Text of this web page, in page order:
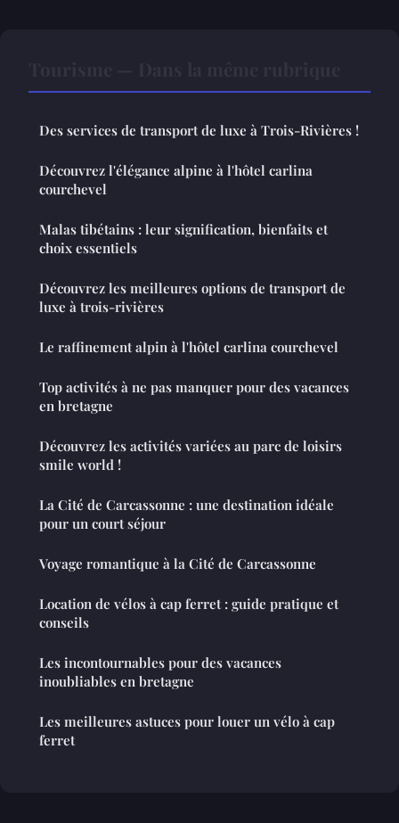
Des services de transport de luxe à Trois-Rivières !
Découvrez l'élégance alpine à l'hôtel carlina
courchevel
Malas tibétains : leur signification, bienfaits et
choix essentiels
Découvrez les meilleures options de transport de
luxe à trois-rivières
Le raffinement alpin à l'hôtel carlina courchevel
Top activités à ne pas manquer pour des vacances
en bretagne
Découvrez les activités variées au parc de loisirs
smile world !
La Cité de Carcassonne : une destination idéale
pour un court séjour
Voyage romantique à la Cité de Carcassonne
Location de vélos à cap ferret : guide pratique et
conseils
Les incontournables pour des vacances
inoubliables en bretagne
Les meilleures astuces pour louer un vélo à cap
ferret